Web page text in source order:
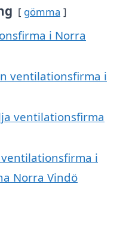
gömma
i Norra
ventilationsfirma i
ventilationsfirma
i
Norra Vindö